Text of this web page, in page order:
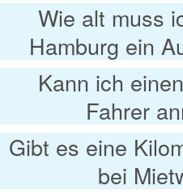
Wie alt muss
Hamburg ein
Kann ich
Fahrer
Gibt es eine
bei